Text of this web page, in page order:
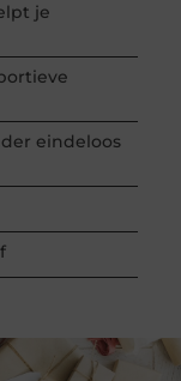
je
eindeloos